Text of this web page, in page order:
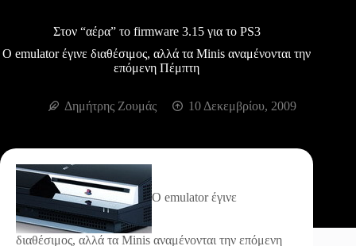
Στον “αέρα” το firmware 3.15 για το PS3
Ο emulator έγινε διαθέσιμος, αλλά τα Minis αναμένονται την
επόμενη Πέμπτη
Δημήτρης Ζουμάς 10 Δεκεμβρίου, 2009
Ο emulator έγινε
διαθέσιμος, αλλά τα Minis αναμένονται την επόμενη